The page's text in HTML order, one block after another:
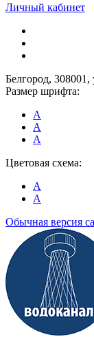
Личный кабинет
Белгород,
Размер шрифта:
A
A
A
Цветовая схема:
A
A
Обычная версия